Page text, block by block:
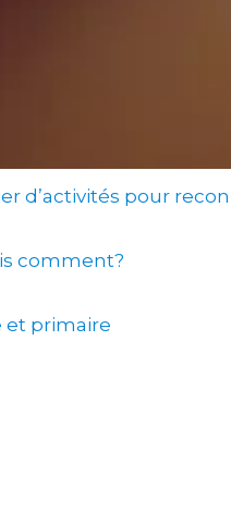
d’activités pour
comment?
et primaire